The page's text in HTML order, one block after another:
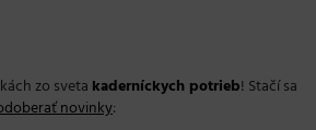
zo sveta kaderníckych potrieb! Stačí sa
novinky: